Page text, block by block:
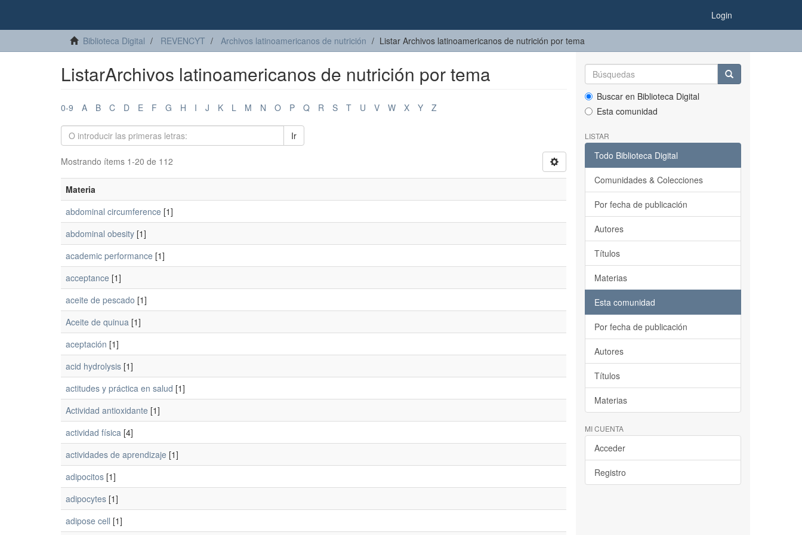
Login
Biblioteca Digital REVENCYT Archivos latinoamericanos de nutrición Listar Archivos latinoamericanos de nutrición por tema
ListarArchivos latinoamericanos de nutrición por tema
0-9 A B C D E F G H I J K L M N O P Q R S T U V W X Y Z
Ir
Mostrando ítems 1-20 de 112
Materia
abdominal circumference [1]
abdominal obesity [1]
academic performance [1]
acceptance [1]
aceite de pescado [1]
Aceite de quinua [1]
aceptación [1]
acid hydrolysis [1]
actitudes y práctica en salud [1]
Actividad antioxidante [1]
actividad física [4]
actividades de aprendizaje [1]
adipocitos [1]
adipocytes [1]
adipose cell [1]
Buscar en Biblioteca Digital
Esta comunidad
LISTAR
Todo Biblioteca Digital
Comunidades & Colecciones
Por fecha de publicación
Autores
Títulos
Materias
Esta comunidad
Por fecha de publicación
Autores
Títulos
Materias
MI CUENTA
Acceder
Registro